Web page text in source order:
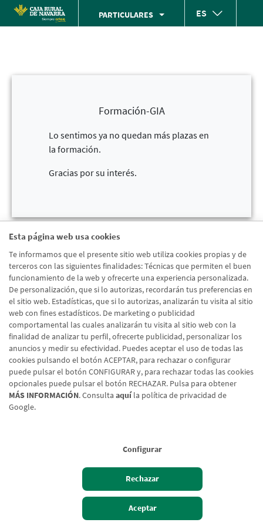
Esta página web usa cookies
Te informamos que el presente sitio web utiliza cookies propias y de
terceros con las siguientes finalidades: Técnicas que permiten el buen
funcionamiento de la web y ofrecerte una experiencia personalizada.
De personalización, que si lo autorizas, recordarán tus preferencias en
el sitio web. Estadísticas, que si lo autorizas, analizarán tu visita al sitio
web con fines estadísticos. De marketing o publicidad
comportamental las cuales analizarán tu visita al sitio web con la
finalidad de analizar tu perfil, ofrecerte publicidad, personalizar los
anuncios y medir su efectividad. Puedes aceptar el uso de todas las
cookies pulsando el botón ACEPTAR, para rechazar o configurar
puede pulsar el botón CONFIGURAR y, para rechazar todas las cookies
opcionales puede pulsar el botón RECHAZAR. Pulsa para obtener
MÁS INFORMACIÓN. Consulta aquíla política de privacidad de
Google.
Configurar
Rechazar
Aceptar
PARTICULARES
ES
favor
Formación-GIA
Lo sentimos ya no quedan más plazas en
la formación.
Gracias por su interés.
Hazte cliente Acceso cliente
Aviso legal Política de cookies Protección de datos Tipos de cambio
© Caja Rural de Navarra, 2026. Todos los derechos reservados.